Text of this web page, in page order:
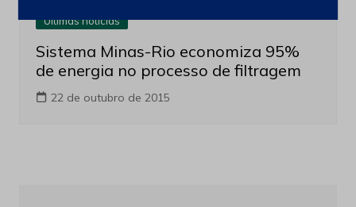
Últimas notícias
Sistema Minas-Rio economiza 95%
de energia no processo de filtragem
22 de outubro de 2015